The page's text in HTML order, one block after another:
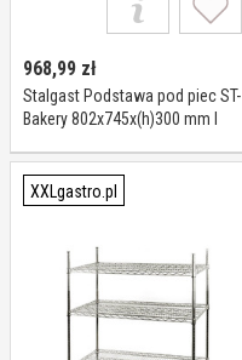
968,99 zł
Stalgast Podstawa pod piec ST-
Bakery 802x745x(h)300 mm I
XXLgastro.pl